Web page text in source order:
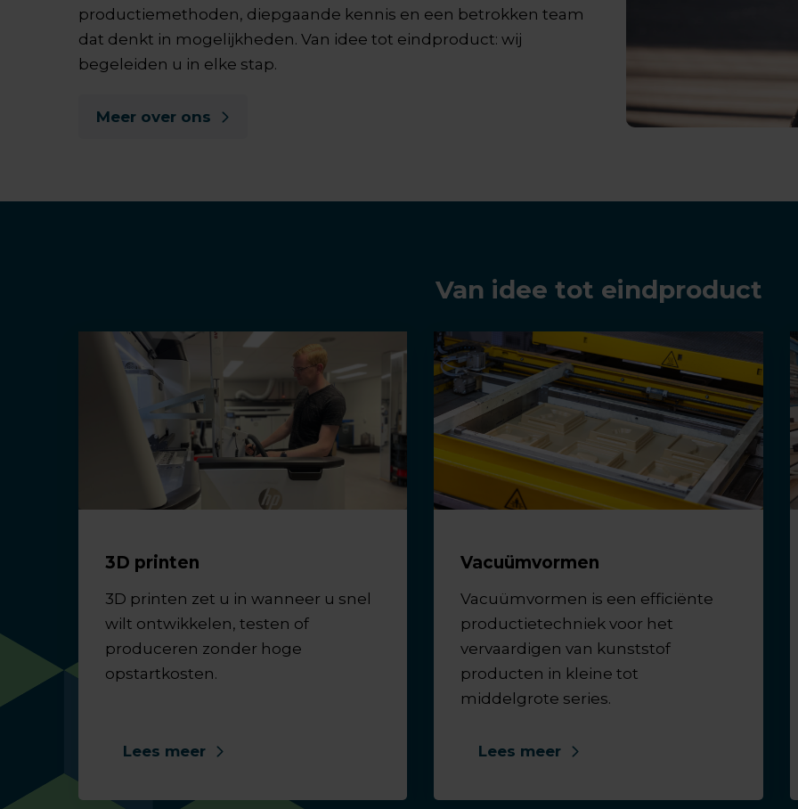
productiemethoden, diepgaande kennis en een betrokken team
dat denkt in mogelijkheden. Van idee tot eindproduct: wij
begeleiden u in elke stap.
Meer over ons
Van idee tot eindproduct
3D printen
3D printen zet u in wanneer u snel
wilt ontwikkelen, testen of
produceren zonder hoge
opstartkosten.
Lees meer
Vacuümvormen
Vacuümvormen is een efficiënte
productietechniek voor het
vervaardigen van kunststof
producten in kleine tot
middelgrote series.
Lees meer